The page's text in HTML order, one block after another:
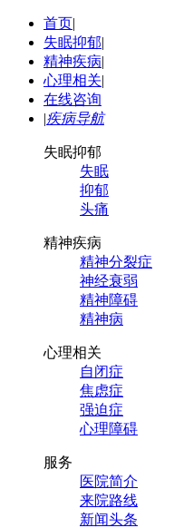
首页|
失眠抑郁|
精神疾病|
心理相关|
在线咨询
|疾病导航
失眠抑郁
失眠
抑郁
头痛
精神疾病
精神分裂症
神经衰弱
精神障碍
精神病
心理相关
自闭症
焦虑症
强迫症
心理障碍
服务
医院简介
来院路线
新闻头条